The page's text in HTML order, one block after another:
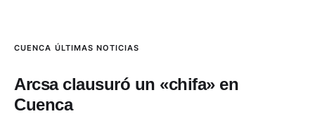
CUENCA ÚLTIMAS NOTICIAS
Arcsa clausuró un «chifa» en
Cuenca